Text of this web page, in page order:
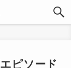
ピソード